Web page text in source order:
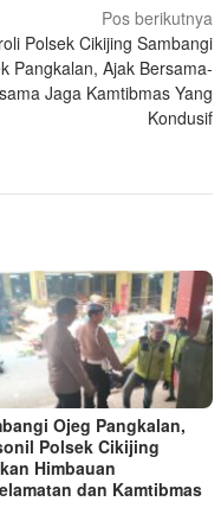
Pos berikutnya
Polsek Cikijing Sambangi
Pangkalan, Ajak Bersama-
sama Jaga Kamtibmas Yang
Kondusif
Ojeg Pangkalan,
Polsek Cikijing
Himbauan
dan Kamtibmas